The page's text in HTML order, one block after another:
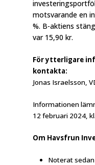
motsvarande en
%. B-aktiens
var 15,90 kr.
För ytterligare
kontakta:
Jonas Israelsson,
Informationen
12 februari 2024,
Om Havsfrun
Noterat